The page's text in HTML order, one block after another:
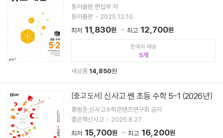
동아출판 편집부 저
동아출판
2025.12.10.
최저 11,830원 최고 12,700원
판매자 배송
5
새상품 14,850원
[중고 도서] 신사고 쎈 초등 수학 5-1 (2026년)
홍범준,신사고수학콘텐츠연구회 공저
좋은책신사고
2025.8.27.
최저 15,700원 최고 16,200원